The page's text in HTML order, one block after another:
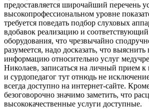
предоставляется широчайший перечень
высокопрофессиональном уровне
требуется поведать подбор слуховых
вдобавок реализацию и
оборудования, что чрезвычайно
разумеется, надо досказать, что
информацию относительно услуг
Николаев, записаться на личный прием к
и сурдопедагог тут отнюдь не
всегда доступно на интернет-сайте.
безоговорочно значимо заметить, что
высококачественные услуги доступные.